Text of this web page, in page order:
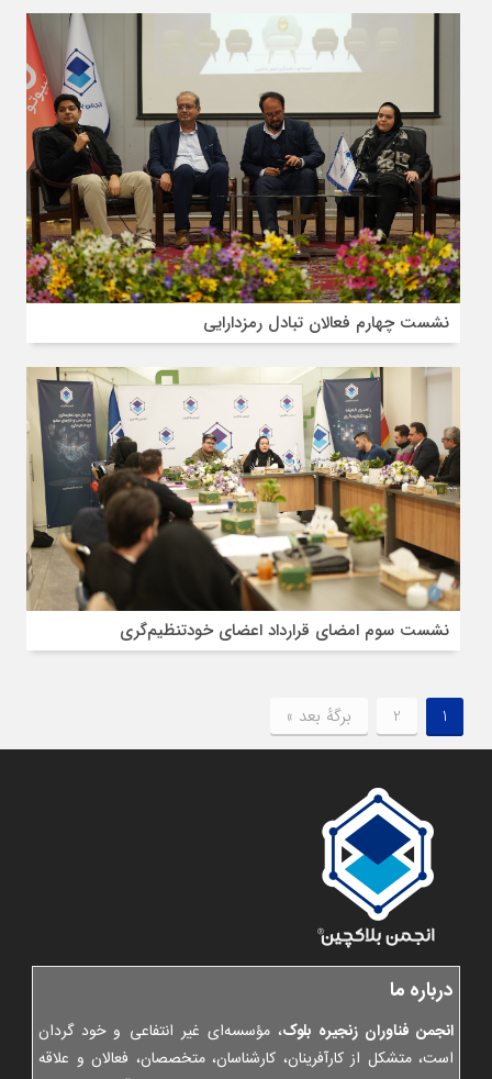
نشست چهارم فعالان تبادل رمزدارایی
نشست سوم امضای قرارداد اعضای خودتنظیم‌گری
1
2 برگهٔ بعد »
درباره ما
انجمن فناوران زنجیره بلوک، مؤسسه‌ای غیر انتفاعی و خود گردان
است، متشکل از کارآفرینان، کارشناسان، متخصصان، فعالان و علاقه